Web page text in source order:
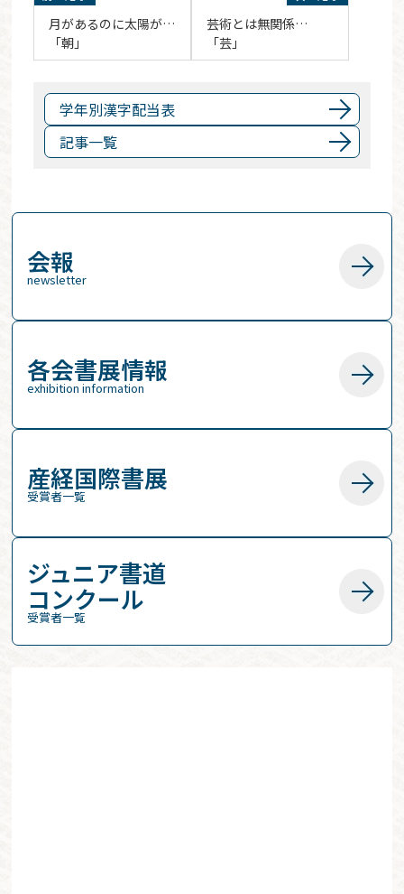
月があるのに太陽が…
「朝」
芸術とは無関係…
「芸」
学年別漢字配当表
記事一覧
会報
newsletter
各会書展情報
exhibition information
産経国際書展
受賞者一覧
ジュニア書道
コンクール
受賞者一覧